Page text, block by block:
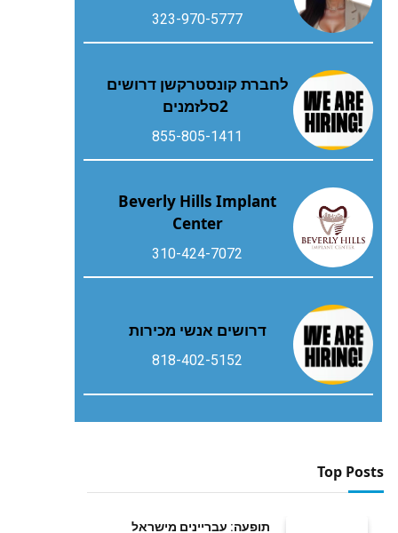
323-970-5777
‬2‭ ‬סלזמנים
855-805-1411
Beverly Hills Implant
Center
310-424-7072
דרושים אנשי מכירות
818-402-5152
Top Posts
תופעה: עבריינים מישראל